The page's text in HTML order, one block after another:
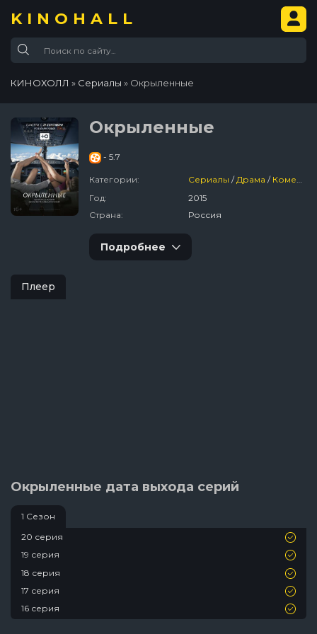
KINOHALL
КИНОХОЛЛ » Сериалы » Окрыленные
Окрыленные
- 5.7
Категории: Сериалы /Драма / Комедия
Год:
2015
Страна:
Россия
Подробнее
Плеер
Окрыленные дата выхода серий
1 Сезон
20 серия
19 серия
18 серия
17 серия
16 серия